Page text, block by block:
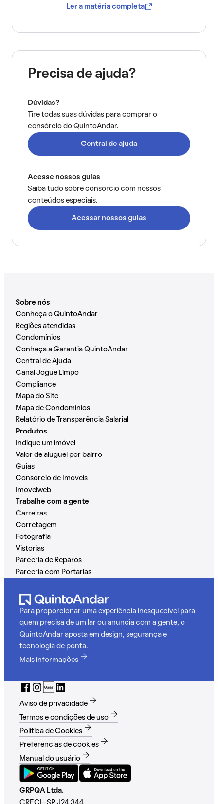
Ler a matéria completa
Precisa de ajuda?
Dúvidas?
Tire todas suas dúvidas para comprar o
consórcio do QuintoAndar.
Central de ajuda
Acesse nossos guias
Saiba tudo sobre consórcio com nossos
conteúdos especiais.
Acessar nossos guias
Sobre nós
Conheça o QuintoAndar
Regiões atendidas
Condomínios
Conheça a Garantia QuintoAndar
Central de Ajuda
Canal Jogue Limpo
Compliance
Mapa do Site
Mapa de Condomínios
Relatório de Transparência Salarial
Produtos
Indique um imóvel
Valor de aluguel por bairro
Guias
Consórcio de Imóveis
Imovelweb
Trabalhe com a gente
Carreiras
Corretagem
Fotografia
Vistorias
Parceria de Reparos
Parceria com Portarias
Para proporcionar uma experiência inesquecível para
quem precisa de um lar ou anuncia com a gente, o
QuintoAndar aposta em design, segurança e
tecnologia de ponta.
Mais informações
Aviso de privacidade
Termos e condições de uso
Política de Cookies
Preferências de cookies
Manual do usuário
GRPQA Ltda.